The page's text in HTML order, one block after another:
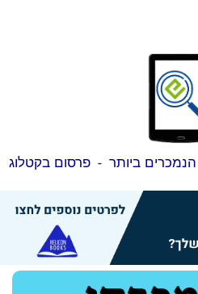
הנמכרים ביותר -פרסום בקטלוג